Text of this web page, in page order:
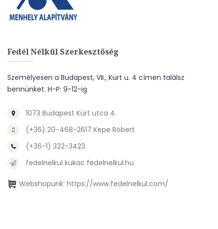
Fedél Nélkül Szerkesztőség
Személyesen a Budapest, VII., Kürt u. 4 címen találsz
bennünket. H-P: 9-12-ig
1073 Budapest Kürt utca 4.
(+36) 20-468-2617 Kepe Róbert
(+36-1) 322-3423
fedelnelkul kukac fedelnelkul.hu
Webshopunk: https://www.fedelnelkul.com/